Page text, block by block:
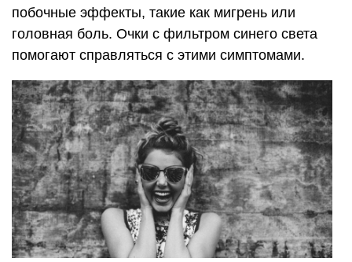
побочные эффекты, такие как мигрень или
головная боль. Очки с фильтром синего света
помогают справляться с этими симптомами.